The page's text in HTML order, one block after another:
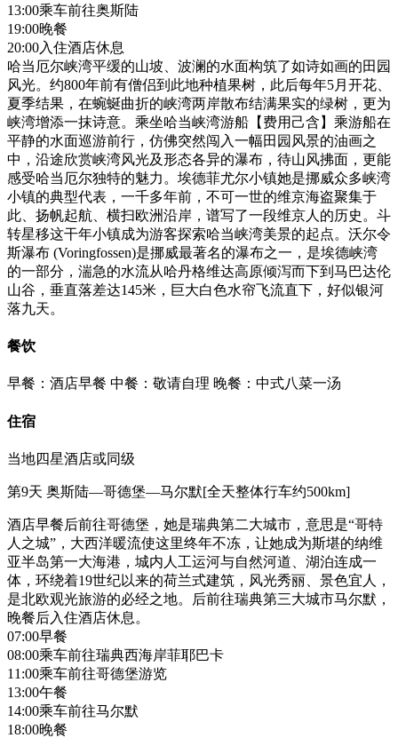
13:00乘车前往奥斯陆
19:00晚餐
20:00入住酒店休息
哈当厄尔峡湾平缓的山坡、波澜的水面构筑了如诗如画的田园
风光。约800年前有僧侣到此地种植果树，此后每年5月开花、
夏季结果，在蜿蜒曲折的峡湾两岸散布结满果实的绿树，更为
峡湾增添一抹诗意。乘坐哈当峡湾游船【费用己含】乘游船在
平静的水面巡游前行，仿佛突然闯入一幅田园风景的油画之
中，沿途欣赏峡湾风光及形态各异的瀑布，待山风拂面，更能
感受哈当厄尔独特的魅力。埃德菲尤尔小镇她是挪威众多峡湾
小镇的典型代表，一千多年前，不可一世的维京海盗聚集于
此、扬帆起航、横扫欧洲沿岸，谱写了一段维京人的历史。斗
转星移这干年小镇成为游客探索哈当峡湾美景的起点。沃尔令
斯瀑布 (Voringfossen)是挪威最著名的瀑布之一，是埃德峡湾
的一部分，湍急的水流从哈丹格维达高原倾泻而下到马巴达伦
山谷，垂直落差达145米，巨大白色水帘飞流直下，好似银河
落九天。
餐饮
早餐：酒店早餐 中餐：敬请自理 晚餐：中式八菜一汤
住宿
当地四星酒店或同级
第9天 奥斯陆—哥德堡—马尔默[全天整体行车约500km]
酒店早餐后前往哥德堡，她是瑞典第二大城市，意思是“哥特
人之城”，大西洋暖流使这里终年不冻，让她成为斯堪的纳维
亚半岛第一大海港，城内人工运河与自然河道、湖泊连成一
体，环绕着19世纪以来的荷兰式建筑，风光秀丽、景色宜人，
是北欧观光旅游的必经之地。后前往瑞典第三大城市马尔默，
晚餐后入住酒店休息。
07:00早餐
08:00乘车前往瑞典西海岸菲耶巴卡
11:00乘车前往哥德堡游览
13:00午餐
14:00乘车前往马尔默
18:00晚餐